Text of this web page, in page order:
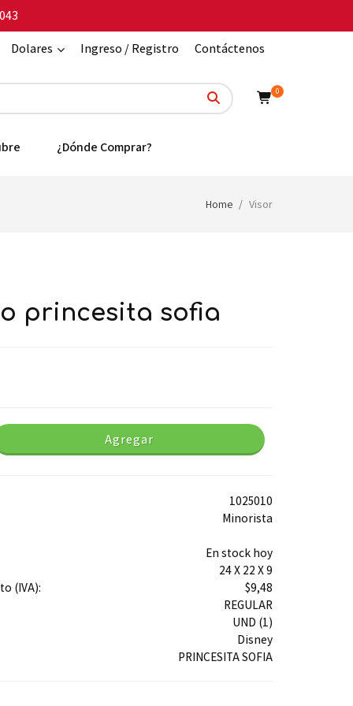
Dolares
Ingreso / Registro Contáctenos
0
¿Dónde Comprar?
Home Visor
princesita sofia
Agregar
1025010
Minorista
En stock hoy
24 X 22 X 9
(IVA):
$9,48
REGULAR
UND (1)
Disney
PRINCESITA SOFIA